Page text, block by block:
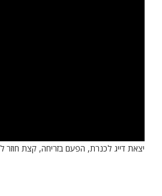
יצאת דייג לכנרת, הפעם בזריחה, קצת